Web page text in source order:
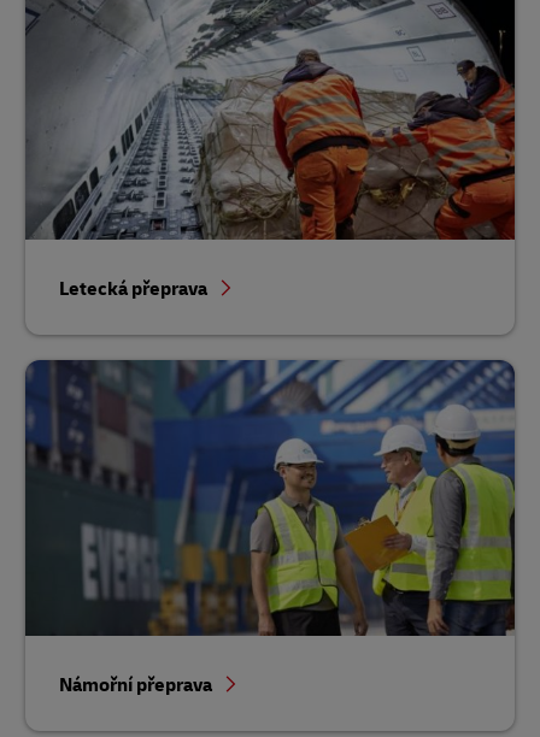
Letecká přeprava
Námořní přeprava